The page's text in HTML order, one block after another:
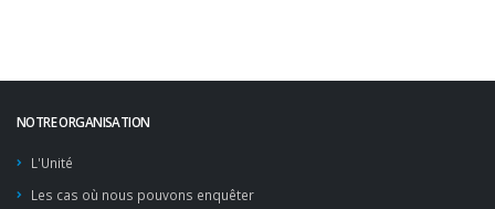
NOTRE ORGANISATION
L'Unité
Les cas où nous pouvons enquêter